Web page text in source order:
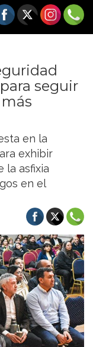
seguir
en la
exhibir
la asfixia
en el